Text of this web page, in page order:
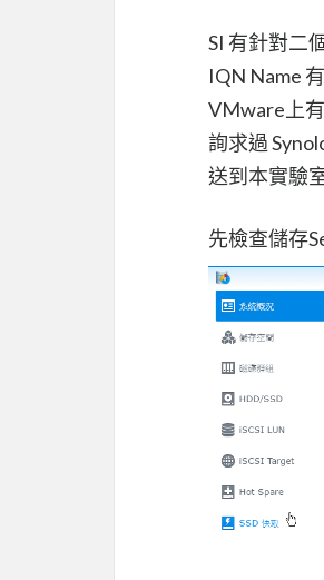
SI 有針對二
IQN Name
VMware上
詢求過
送到本實驗
先檢查儲存